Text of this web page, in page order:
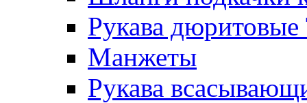
Рукава
Манжеты
Рукава